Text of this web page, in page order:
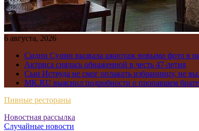
6 августа, 2026
Сидни Суини вызвала ажиотаж новыми фото в
Актриса снялась обнаженной в честь 47-летия
Сын Иствуда не смог оплакать избранницу, не
MK.RU выяснил подробности о пропавшем
Пивные рестораны
Новостная рассылка
Случайные новости